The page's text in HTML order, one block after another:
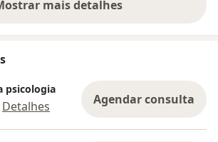
mais detalhes
sobre a experiência
psicologia
Detalhes Agendar consulta